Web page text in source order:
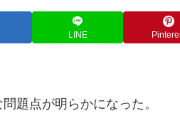
LINE
題点が明らかになった。